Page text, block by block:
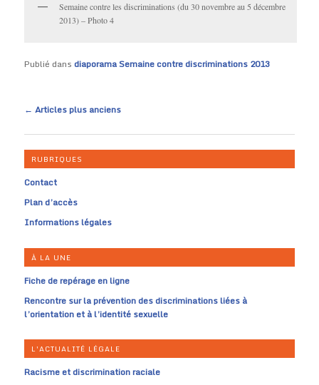
Semaine contre les discriminations (du 30 novembre au 5 décembre
2013) – Photo 4
Publié dans diaporama Semaine contre discriminations 2013
Navigation des articles
← Articles plus anciens
RUBRIQUES
Contact
Plan d’accès
Informations légales
À LA UNE
Fiche de repérage en ligne
Rencontre sur la prévention des discriminations liées à
l’orientation et à l’identité sexuelle
L'ACTUALITÉ LÉGALE
Racisme et discrimination raciale